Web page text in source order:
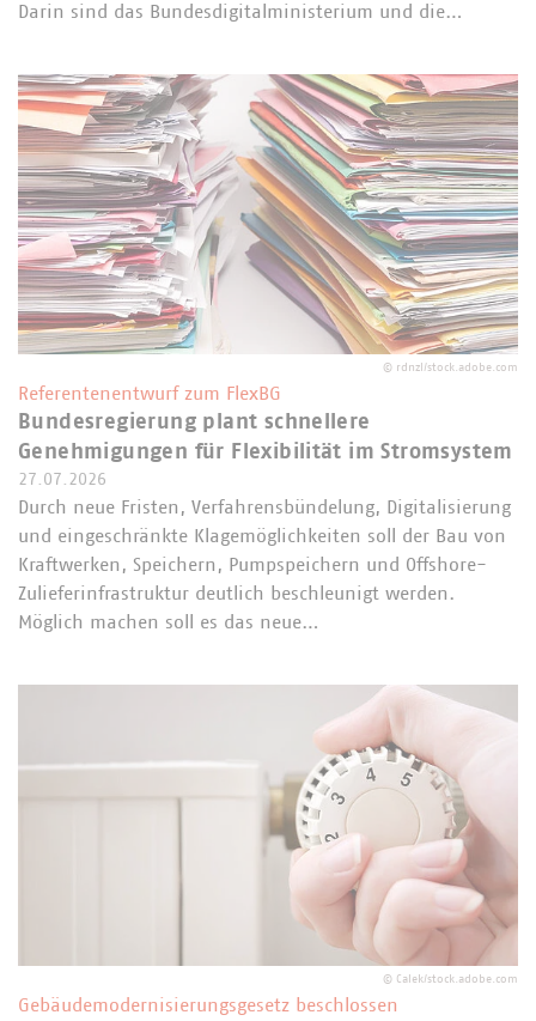
Darin sind das Bundesdigitalministerium und die…
© rdnzl/stock.adobe.com
Referentenentwurf zum FlexBG
Bundesregierung plant schnellere
Genehmigungen für Flexibilität im Stromsystem
27.07.2026
Durch neue Fristen, Verfahrensbündelung, Digitalisierung
und eingeschränkte Klagemöglichkeiten soll der Bau von
Kraftwerken, Speichern, Pumpspeichern und Offshore-
Zulieferinfrastruktur deutlich beschleunigt werden.
Möglich machen soll es das neue…
© Calek/stock.adobe.com
Gebäudemodernisierungsgesetz beschlossen